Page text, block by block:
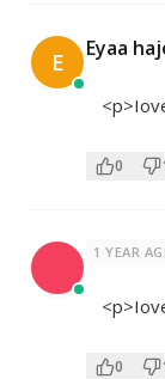
E Eyaa
0
1 YEAR
0